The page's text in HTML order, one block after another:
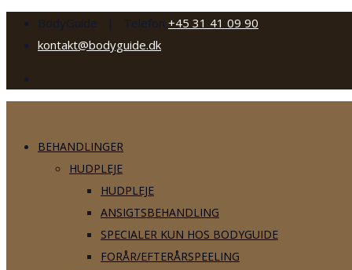
BodyGuide | Telefon +45 31 41 09 90
kontakt@bodyguide.dk
BEHANDLINGER
HUDPLEJE
HUDPLEJE
ANSIGTSBEHANDLING
SPECIALER KUN HOS BODYGUIDE
FORÅR/EFTERÅRSPEELING